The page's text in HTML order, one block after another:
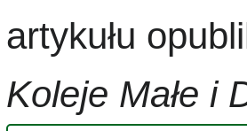
artykułu
Koleje Małe i